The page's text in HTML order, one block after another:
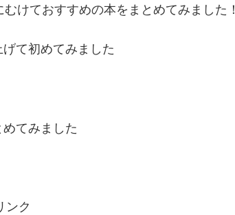
けておすすめの本をまとめてみました！
て初めてみました
てみました
ンク